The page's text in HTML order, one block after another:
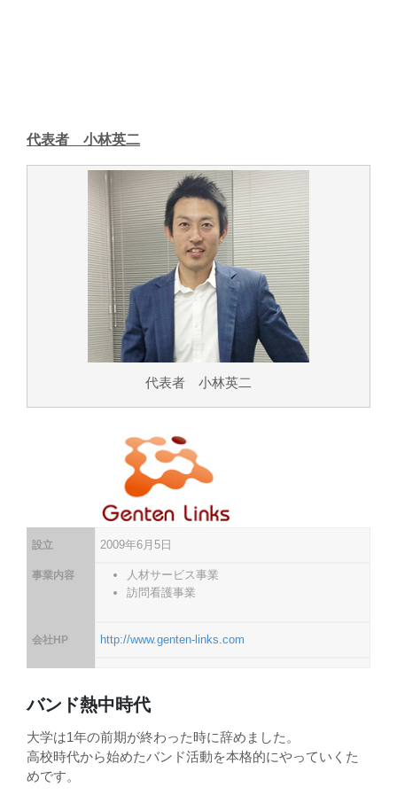
代表者 小林英二
代表者 小林英二
設立 2009年6月5日
事業内容
人材サービス事業
訪問看護事業
会社HP http://www.genten-links.com
バンド熱中時代
大学は1年の前期が終わった時に辞めました。
高校時代から始めたバンド活動を本格的にやっていくた
めです。